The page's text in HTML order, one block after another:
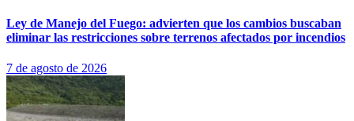
Ley de Manejo del Fuego: advierten que los cambios buscaban
eliminar las restricciones sobre terrenos afectados por incendios
7 de agosto de 2026